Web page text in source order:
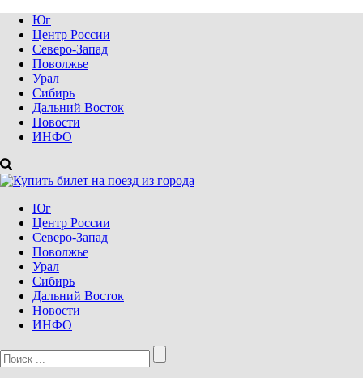
Юг
Центр России
Северо-Запад
Поволжье
Урал
Сибирь
Дальний Восток
Новости
ИНФО
Юг
Центр России
Северо-Запад
Поволжье
Урал
Сибирь
Дальний Восток
Новости
ИНФО